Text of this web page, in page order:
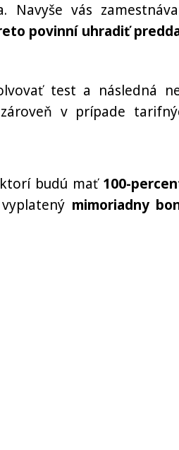
Navyše vás
povinní uhradiť
test a následná
v prípade
budú mať 100-
mimoriadny